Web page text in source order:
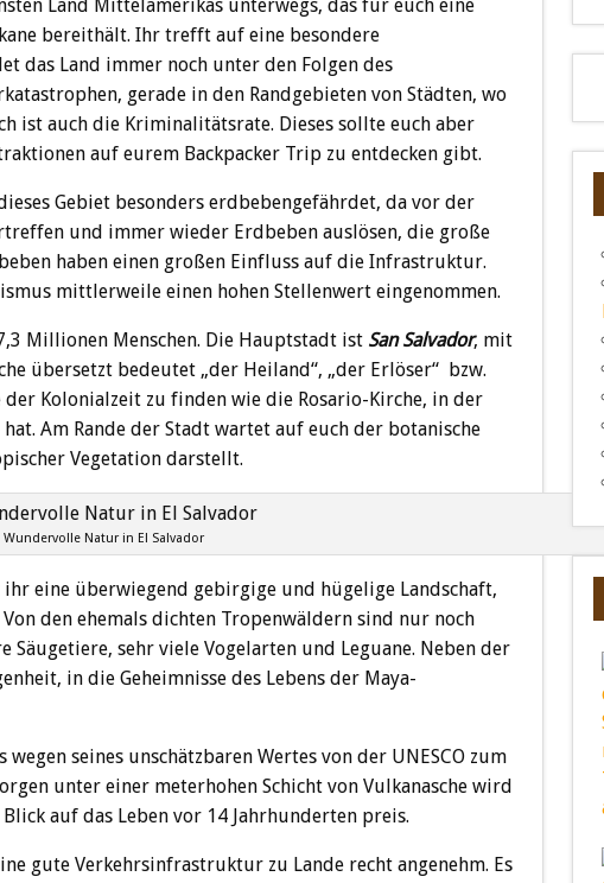
Land Mittelamerikas unterwegs, das für euch eine
bereithält. Ihr trefft auf eine besondere
das Land immer noch unter den Folgen des
gerade in den Randgebieten von Städten, wo
ist auch die Kriminalitätsrate. Dieses sollte euch aber
auf eurem Backpacker Trip zu entdecken gibt.
Gebiet besonders erdbebengefährdet, da vor der
und immer wieder Erdbeben auslösen, die große
haben einen großen Einfluss auf die Infrastruktur.
mittlerweile einen hohen Stellenwert eingenommen.
Millionen Menschen. Die Hauptstadt ist San Salvador, mit
übersetzt bedeutet „der Heiland“, „der Erlöser“ bzw.
Kolonialzeit zu finden wie die Rosario-Kirche, in der
Am Rande der Stadt wartet auf euch der botanische
Vegetation darstellt.
Wundervolle Natur in El Salvador
eine überwiegend gebirgige und hügelige Landschaft,
den ehemals dichten Tropenwäldern sind nur noch
sehr viele Vogelarten und Leguane. Neben der
in die Geheimnisse des Lebens der Maya-
wegen seines unschätzbaren Wertes von der UNESCO zum
unter einer meterhohen Schicht von Vulkanasche wird
auf das Leben vor 14 Jahrhunderten preis.
gute Verkehrsinfrastruktur zu Lande recht angenehm. Es